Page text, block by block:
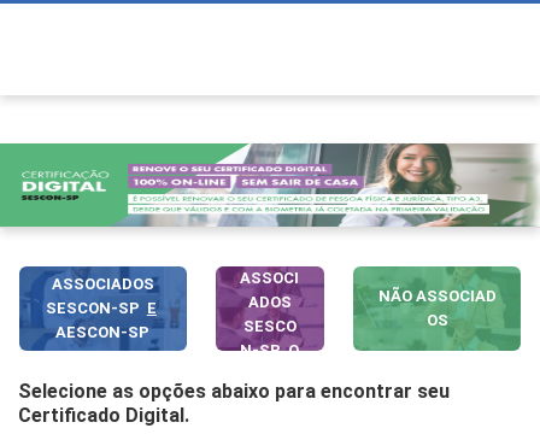
ASSOCIADOS
SESCON-SP E
AESCON-SP
ASSOCI
ADOS
SESCO
N-SPO
ON-SP
NÃO ASSOCIAD
OS
Selecione as opções abaixo para encontrar seu
Certificado Digital.